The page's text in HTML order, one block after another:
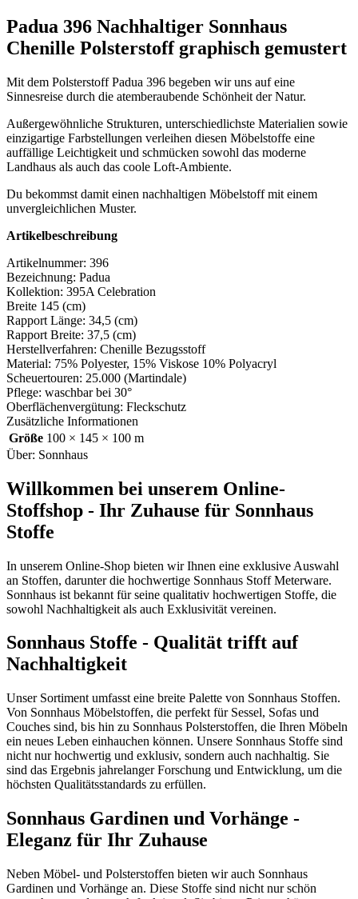
Padua 396 Nachhaltiger Sonnhaus
Chenille Polsterstoff graphisch gemustert
Mit dem Polsterstoff Padua 396 begeben wir uns auf eine
Sinnesreise durch die atemberaubende Schönheit der Natur.
Außergewöhnliche Strukturen, unterschiedlichste Materialien sowie
einzigartige Farbstellungen verleihen diesen Möbelstoffe eine
auffällige Leichtigkeit und schmücken sowohl das moderne
Landhaus als auch das coole Loft-Ambiente.
Du bekommst damit einen nachhaltigen Möbelstoff mit einem
unvergleichlichen Muster.
Artikelbeschreibung
Artikelnummer: 396
Bezeichnung: Padua
Kollektion: 395A Celebration
Breite 145 (cm)
Rapport Länge: 34,5 (cm)
Rapport Breite: 37,5 (cm)
Herstellverfahren: Chenille Bezugsstoff
Material: 75% Polyester, 15% Viskose 10% Polyacryl
Scheuertouren: 25.000 (Martindale)
Pflege: waschbar bei 30°
Oberflächenvergütung: Fleckschutz
Zusätzliche Informationen
Größe 100 × 145 × 100 m
Über: Sonnhaus
Willkommen bei unserem Online-
Stoffshop - Ihr Zuhause für Sonnhaus
Stoffe
In unserem Online-Shop bieten wir Ihnen eine exklusive Auswahl
an Stoffen, darunter die hochwertige Sonnhaus Stoff Meterware.
Sonnhaus ist bekannt für seine qualitativ hochwertigen Stoffe, die
sowohl Nachhaltigkeit als auch Exklusivität vereinen.
Sonnhaus Stoffe - Qualität trifft auf
Nachhaltigkeit
Unser Sortiment umfasst eine breite Palette von Sonnhaus Stoffen.
Von Sonnhaus Möbelstoffen, die perfekt für Sessel, Sofas und
Couches sind, bis hin zu Sonnhaus Polsterstoffen, die Ihren Möbeln
ein neues Leben einhauchen können. Unsere Sonnhaus Stoffe sind
nicht nur hochwertig und exklusiv, sondern auch nachhaltig. Sie
sind das Ergebnis jahrelanger Forschung und Entwicklung, um die
höchsten Qualitätsstandards zu erfüllen.
Sonnhaus Gardinen und Vorhänge -
Eleganz für Ihr Zuhause
Neben Möbel- und Polsterstoffen bieten wir auch Sonnhaus
Gardinen und Vorhänge an. Diese Stoffe sind nicht nur schön